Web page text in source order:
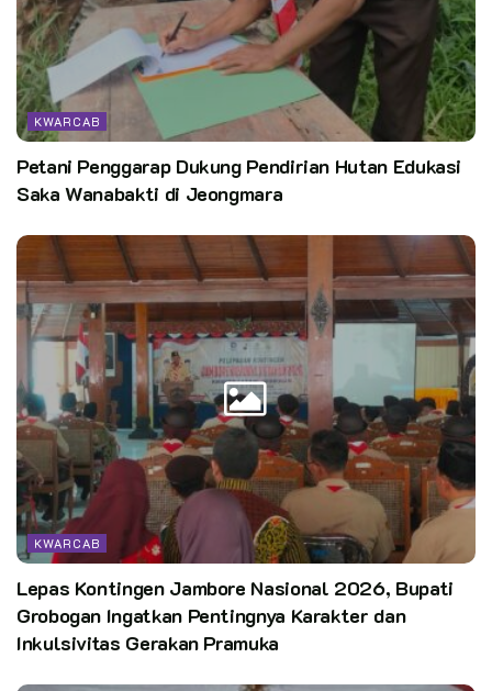
Timur.
Kata Kunci: kwarcab kabupaten bogor Pasti hebat
KWARCAB
Petani Penggarap Dukung Pendirian Hutan Edukasi
Saka Wanabakti di Jeongmara
KWARCAB
Lepas Kontingen Jambore Nasional 2026, Bupati
Grobogan Ingatkan Pentingnya Karakter dan
Inkulsivitas Gerakan Pramuka